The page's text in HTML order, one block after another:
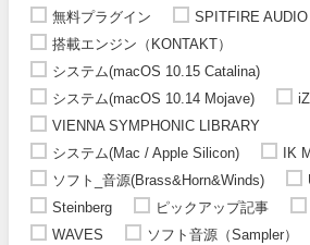
無料プラグイン
SPITFIRE AUDIO
搭載エンジン（KONTAKT）
システム(macOS 10.15 Catalina)
システム(macOS 10.14 Mojave)
VIENNA SYMPHONIC LIBRARY
システム(Mac / Apple Silicon)
IK
ソフト_音源(Brass&Horn&Winds)
Steinberg
ピックアップ記事
WAVES
ソフト音源（Sampler）